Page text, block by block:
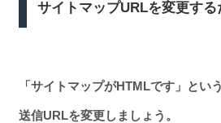
サイトマップURLを変更す
「サイトマップがHTMLです」とい
送信URLを変更しましょう。